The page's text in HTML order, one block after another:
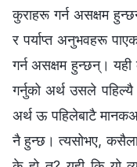
कुराहरू गर्न असक्षम
र पर्याप्त अनुभवहरू
गर्न असक्षम हुन्छन्। यही
गर्नुको अर्थ उसले
अर्थ ऊ पहिलेबाटै
नै हुन्छ। त्यसोभए, कसैलाई